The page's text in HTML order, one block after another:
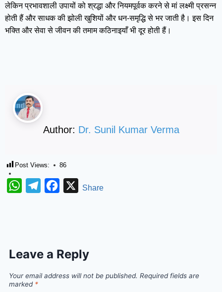
लेकिन प्रभावशाली उपायों को श्रद्धा और नियमपूर्वक करने से मां लक्ष्मी प्रसन्न
होती हैं और साधक की झोली खुशियों और धन-समृद्धि से भर जाती है। इस दिन
भक्ति और सेवा से जीवन की तमाम कठिनाइयाँ भी दूर होती हैं।
Author: Dr. Sunil Kumar Verma
Post Views: 86
WhatsAppTelegramFacebook
XShare
Leave a Reply
Your email address will not be published. Required fields are
marked *